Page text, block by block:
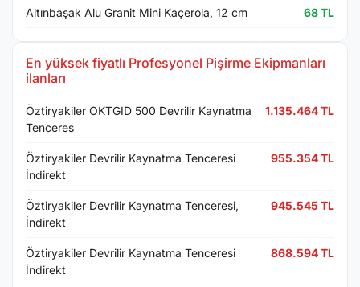
Altınbaşak Alu Granit Mini Kaçerola, 12 cm 68 TL
En yüksek fiyatlı Profesyonel Pişirme Ekipmanları
ilanları
Öztiryakiler OKTGID 500 Devrilir Kaynatma
Tenceres
1.135.464 TL
Öztiryakiler Devrilir Kaynatma Tenceresi
İndirekt
955.354 TL
Öztiryakiler Devrilir Kaynatma Tenceresi,
İndirekt
945.545 TL
Öztiryakiler Devrilir Kaynatma Tenceresi
İndirekt
868.594 TL